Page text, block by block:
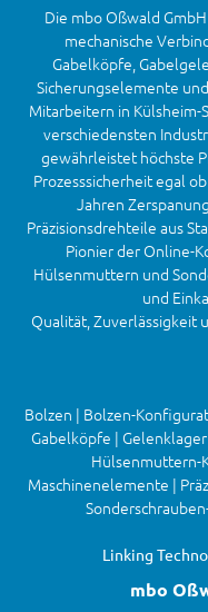
Die mbo Oßwald
mechanische
Gabelköpfe,
Sicherungselemente
Mitarbeitern in
verschiedensten
gewährleistet höchste
Prozesssicherheit egal
Jahren
Präzisionsdrehteile aus
Pionier der Online-
Hülsenmuttern und
und
Qualität, Zuverlässigkeit
Bolzen | Bolzen-
Gabelköpfe |
Hülsenmuttern-
Maschinenelemente |
Linking
mbo